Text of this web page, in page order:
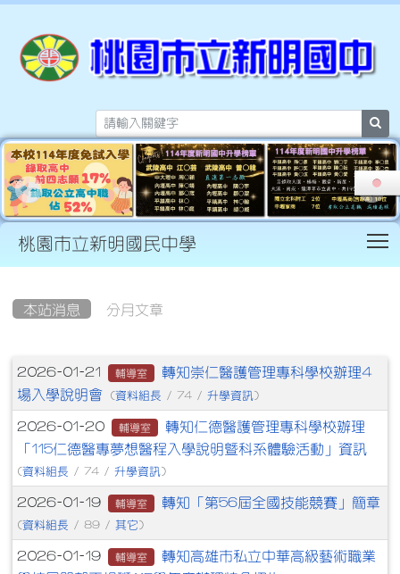
桃園市立新明國民中學
本站消息 分月文章
文章列表
2026-01-21 輔導室
轉知崇仁醫護管理專科學校辦理4
場入學說明會
(資料組長 / 74 / 升學資訊 )
2026-01-20 輔導室
轉知仁德醫護管理專科學校辦理
「115仁德醫專夢想醫程入學說明暨科系體驗活動」資訊
(資料組長 / 74 / 升學資訊 )
2026-01-19 輔導室 轉知「第56屆全國技能競賽」簡章
(資料組長 / 89 / 其它 )
2026-01-19 輔導室
轉知高雄市私立中華高級藝術職業